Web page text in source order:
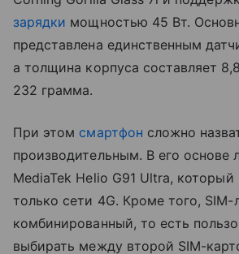
зарядки мощностью 45 Вт.
представлена единственным
а толщина корпуса составляет
232 грамма.
При этом смартфон сложно
производительным. В его основе
MediaTek Helio G91 Ultra,
только сети 4G. Кроме того,
комбинированный, то есть
выбирать между второй SIM-